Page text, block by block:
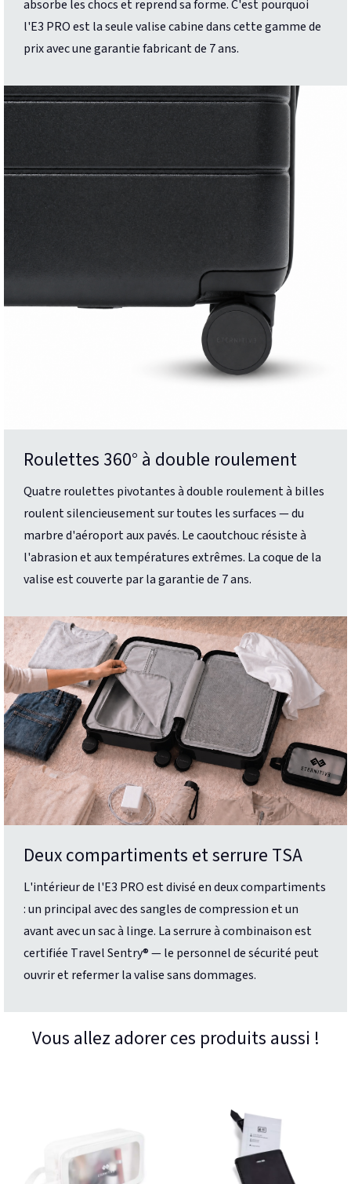
absorbe les chocs et reprend sa forme. C'est pourquoi
l'E3 PRO est la seule valise cabine dans cette gamme de
prix avec une garantie fabricant de 7 ans.
Roulettes 360° à double roulement
Quatre roulettes pivotantes à double roulement à billes
roulent silencieusement sur toutes les surfaces — du
marbre d'aéroport aux pavés. Le caoutchouc résiste à
l'abrasion et aux températures extrêmes. La coque de la
valise est couverte par la garantie de 7 ans.
Deux compartiments et serrure TSA
L'intérieur de l'E3 PRO est divisé en deux compartiments
: un principal avec des sangles de compression et un
avant avec un sac à linge. La serrure à combinaison est
certifiée Travel Sentry® — le personnel de sécurité peut
ouvrir et refermer la valise sans dommages.
Vous allez adorer ces produits aussi !